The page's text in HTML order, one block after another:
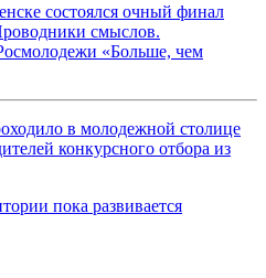
состоялся очный финал
смыслов.
«Больше, чем
в молодежной столице
конкурсного отбора из